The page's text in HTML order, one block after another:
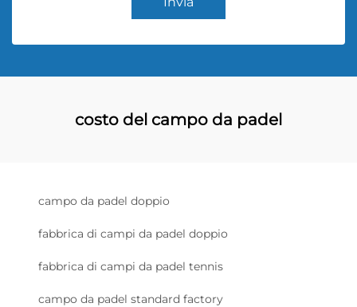
costo del campo da padel
campo da padel doppio
fabbrica di campi da padel doppio
fabbrica di campi da padel tennis
campo da padel standard factory